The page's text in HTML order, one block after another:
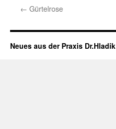
← Gürtelrose
Neues aus der Praxis Dr.Hladik